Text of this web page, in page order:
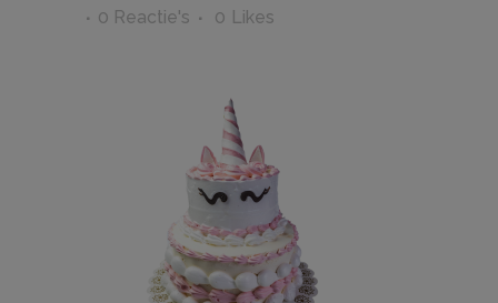
0 Reactie's
0 Likes